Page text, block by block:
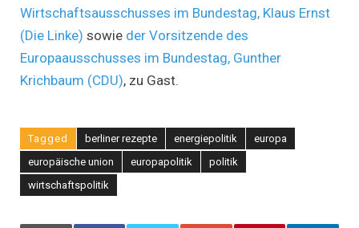
Wirtschaftsausschusses im Bundestag, Klaus Ernst
(Die Linke) sowie der Vorsitzende des
Europaausschusses im Bundestag, Gunther
Krichbaum (CDU), zu Gast.
Tagged berliner rezepte energiepolitik
europa
europäische union
europapolitik
politik
wirtschaftspolitik